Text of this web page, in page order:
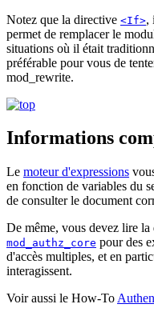
Notez que la directive <If>,
permet de remplacer le
situations où il était
préférable pour vous de
mod_rewrite.
Informations
Le moteur d'expressions
en fonction de variables du
de consulter le document
De même, vous devez lire
mod_authz_core pour des
d'accès multiples, et en
interagissent.
Voir aussi le How-To